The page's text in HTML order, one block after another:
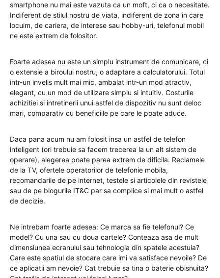
smartphone nu mai este vazuta ca un moft, ci ca o necesitate.
Indiferent de stilul nostru de viata, indiferent de zona in care
locuim, de cariera, de interese sau hobby-uri, telefonul mobil
ne este extrem de folositor.
Foarte adesea nu este un simplu instrument de comunicare, ci
o extensie a biroului nostru, o adaptare a calculatorului. Totul
intr-un invelis mult mai mic, ambalat intr-un mod atractiv,
elegant, cu un mod de utilizare simplu si intuitiv. Costurile
achizitiei si intretinerii unui astfel de dispozitiv nu sunt deloc
mari, comparativ cu beneficiile pe care le poate aduce.
Daca pana acum nu am folosit insa un astfel de telefon
inteligent (ori trebuie sa facem trecerea la un alt sistem de
operare), alegerea poate parea extrem de dificila. Reclamele
de la TV, ofertele operatorilor de telefonie mobila,
recomandarile de pe internet, testele si articolele din revistele
sau de pe blogurile IT&C par sa complice si mai mult o astfel
de decizie.
Ne intrebam foarte adesea: Ce marca sa fie telefonul? Ce
model? Cu una sau cu doua cartele? Conteaza asa de mult
dimensiunea ecranului sau tehnologia din spatele acestuia?
Care este spatiul de stocare care imi va satisface nevoile? De
ce aplicatii am nevoie? Cat trebuie sa tina o baterie obisnuita?